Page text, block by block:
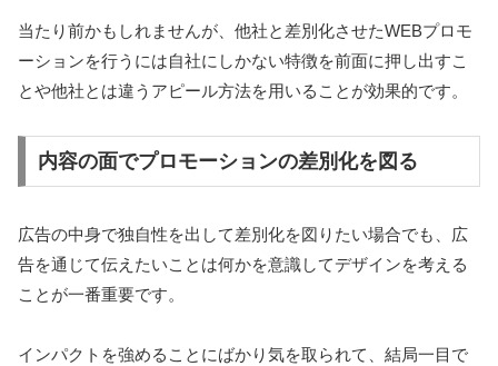
当たり前かもしれませんが、他社と差別化させたWEBプロモ
ーションを行うには自社にしかない特徴を前面に押し出すこ
とや他社とは違うアピール方法を用いることが効果的です。
内容の面でプロモーションの差別化を図る
広告の中身で独自性を出して差別化を図りたい場合でも、広
告を通じて伝えたいことは何かを意識してデザインを考える
ことが一番重要です。
インパクトを強めることにばかり気を取られて、結局一目で